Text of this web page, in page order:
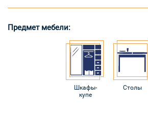
Предмет мебели:
Шкафы-
купе
Столы